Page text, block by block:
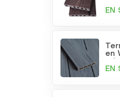
EN
en
EN